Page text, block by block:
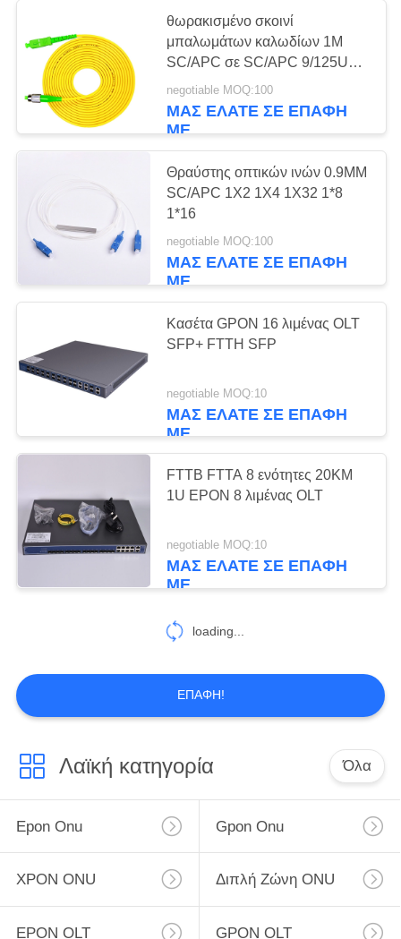
GPON OLT
4 λιμένας OLT
15
8 λιμένας OLT
16 λιμένας OLT
Ενότητα SFP
22
θωρακισμένο σκοινί
μπαλωμάτων καλωδίων 1M
SC/APC σε SC/APC 9/125UM
ADSS
negotiable MOQ:100
ΜΑΣ ΕΛΆΤΕ ΣΕ ΕΠΑΦΉ
ΜΕ
Θραύστης οπτικών ινών 0.9MM
SC/APC 1X2 1X4 1X32 1*8
1*16
negotiable MOQ:100
ΜΑΣ ΕΛΆΤΕ ΣΕ ΕΠΑΦΉ
ΜΕ
Κασέτα GPON 16 λιμένας OLT
SFP+ FTTH SFP
negotiable MOQ:10
ΜΑΣ ΕΛΆΤΕ ΣΕ ΕΠΑΦΉ
ΜΕ
FTTB FTTA 8 ενότητες 20KM
1U EPON 8 λιμένας OLT
negotiable MOQ:10
ΜΑΣ ΕΛΆΤΕ ΣΕ ΕΠΑΦΉ
ΜΕ
loading...
ΕΠΑΦΉ!
Λαϊκή κατηγορία Όλα
Epon Onu Gpon Onu
XPON ONU Διπλή Ζώνη ONU
EPON OLT GPON OLT